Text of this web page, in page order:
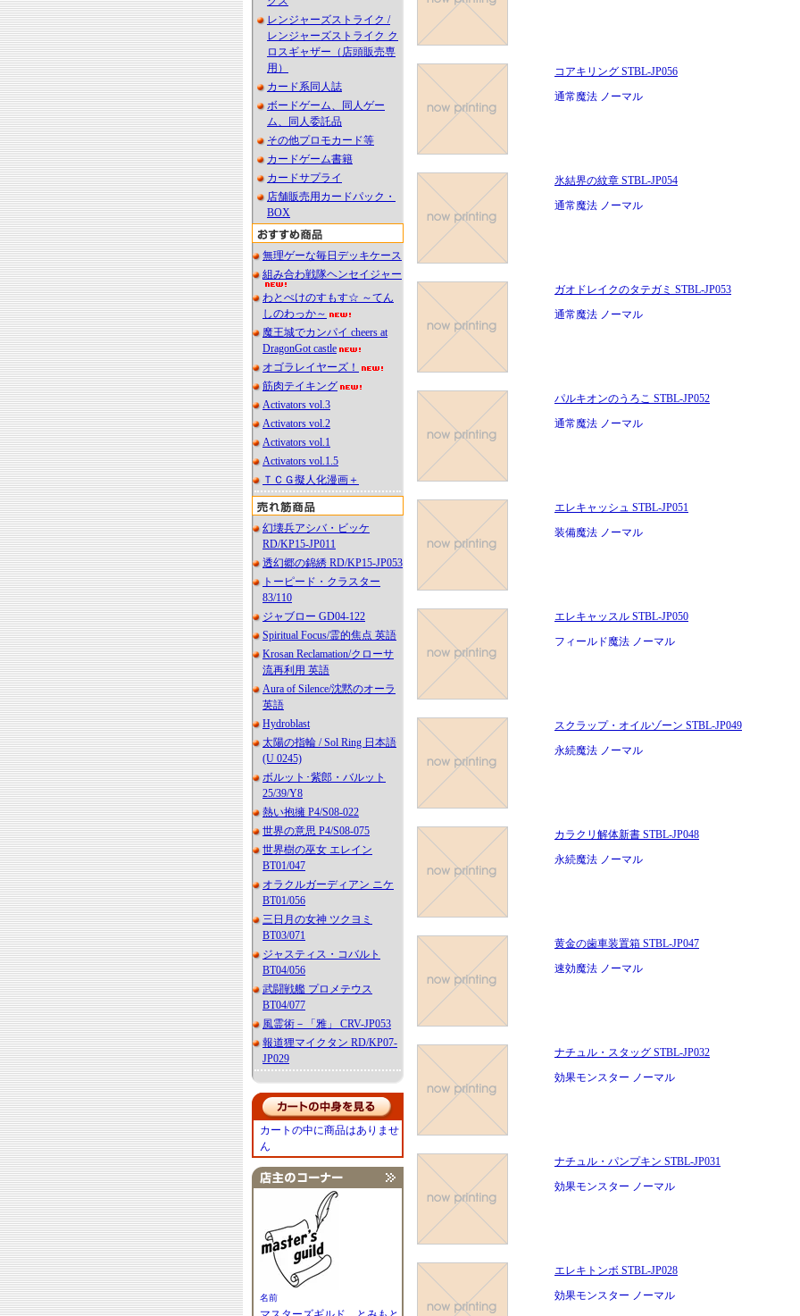
レンジャーズストライク /
レンジャーズストライク ク
ロスギャザー（店頭販売専
用）
カード系同人誌
ボードゲーム、同人ゲー
ム、同人委託品
その他プロモカード等
カードゲーム書籍
カードサプライ
店舗販売用カードパック・
BOX
無理ゲーな毎日デッキケース
組み合わ戦隊ヘンセイジャー
わとぺけのすもす☆ ～てん
しのわっか～
魔王城でカンパイ cheers at
DragonGot castle
オゴラレイヤーズ！
筋肉テイキング
Activators vol.3
Activators vol.2
Activators vol.1
Activators vol.1.5
ＴＣＧ擬人化漫画＋
幻壊兵アシバ・ビッケ
RD/KP15-JP011
透幻郷の錦綉 RD/KP15-JP053
トーピード・クラスター
83/110
ジャブロー GD04-122
Spiritual Focus/霊的焦点 英語
Krosan Reclamation/クローサ
流再利用 英語
Aura of Silence/沈黙のオーラ
英語
Hydroblast
太陽の指輪 / Sol Ring 日本語
(U 0245)
ボルット･紫郎・バルット
25/39/Y8
熱い抱擁 P4/S08-022
世界の意思 P4/S08-075
世界樹の巫女 エレイン
BT01/047
オラクルガーディアン ニケ
BT01/056
三日月の女神 ツクヨミ
BT03/071
ジャスティス・コバルト
BT04/056
武闘戦艦 プロメテウス
BT04/077
風霊術－「雅」 CRV-JP053
報道狸マイクタン RD/KP07-
JP029
カートの中に商品はありませ
ん
名前
コアキリング STBL-JP056
通常魔法 ノーマル
氷結界の紋章 STBL-JP054
通常魔法 ノーマル
ガオドレイクのタテガミ STBL-JP053
通常魔法 ノーマル
パルキオンのうろこ STBL-JP052
通常魔法 ノーマル
エレキャッシュ STBL-JP051
装備魔法 ノーマル
エレキャッスル STBL-JP050
フィールド魔法 ノーマル
スクラップ・オイルゾーン STBL-JP049
永続魔法 ノーマル
カラクリ解体新書 STBL-JP048
永続魔法 ノーマル
黄金の歯車装置箱 STBL-JP047
速効魔法 ノーマル
ナチュル・スタッグ STBL-JP032
効果モンスター ノーマル
ナチュル・パンプキン STBL-JP031
効果モンスター ノーマル
エレキトンボ STBL-JP028
効果モンスター ノーマル